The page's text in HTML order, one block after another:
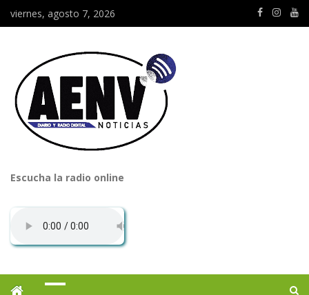
viernes, agosto 7, 2026
Escucha la radio online